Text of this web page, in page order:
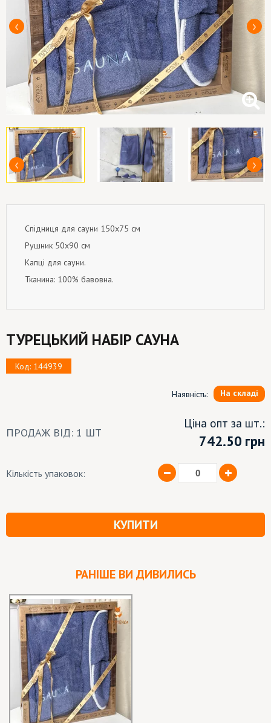
Спідниця для сауни 150x75 см
Рушник 50x90 см
Капці для сауни.
Тканина: 100% бавовна.
ТУРЕЦЬКИЙ НАБІР САУНА
Код: 144939
Наявність: На складі
ПРОДАЖ ВІД: 1 ШТ
Ціна опт за шт.:
742.50 грн
Кількість упаковок:
КУПИТИ
РАНІШЕ ВИ ДИВИЛИСЬ